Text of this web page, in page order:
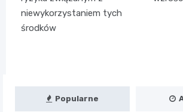
niewykorzystaniem tych
środków
Popularne